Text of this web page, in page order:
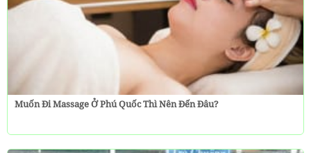
Muốn Đi Massage Ở Phú Quốc Thì Nên Đến Đâu?